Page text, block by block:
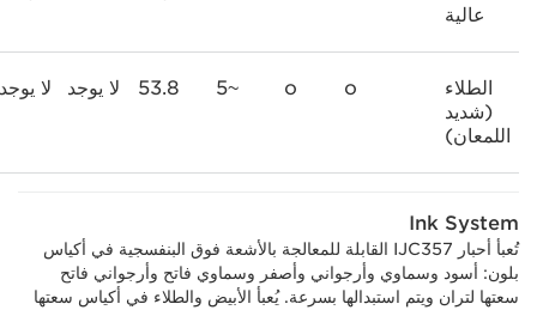
عالية
الطلاء
(شديد
اللمعان)
~5 لا يوجد لا
Ink System
تُعبأ أحبار IJC357 القابلة للمعالجة بالأشعة فوق البنفسجية في أكياس
بلون: أسود وسماوي وأرجواني وأصفر وسماوي فاتح وأرجواني فاتح
سعتها لتران ويتم استبدالها بسرعة. يُعبأ الأبيض والطلاء في أكياس سعتها